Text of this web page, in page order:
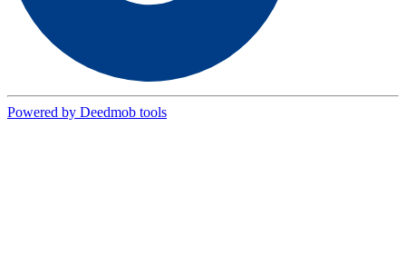
Powered by Deedmob tools